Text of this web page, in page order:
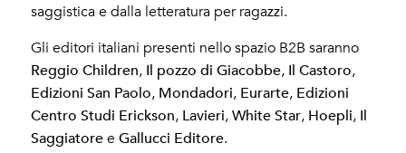
saggistica e dalla letteratura per ragazzi.
Gli editori italiani presenti nello spazio B2B saranno
Reggio Children, Il pozzo di Giacobbe, Il Castoro,
Edizioni San Paolo, Mondadori, Eurarte, Edizioni
Centro Studi Erickson, Lavieri,WhiteStar, Hoepli, Il
Saggiatore eGallucci Editore.